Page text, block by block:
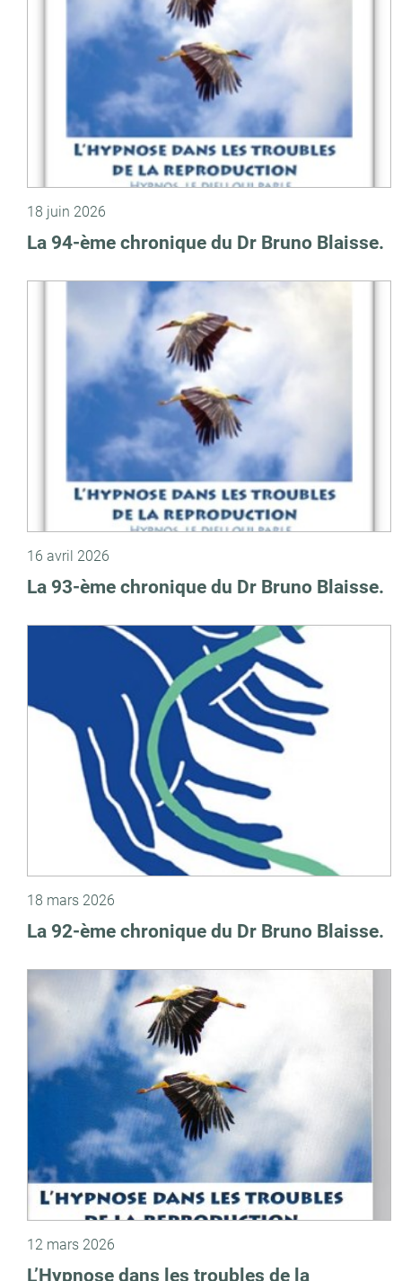
18 juin 2026
La 94-ème chronique du Dr Bruno Blaisse.
16 avril 2026
La 93-ème chronique du Dr Bruno Blaisse.
18 mars 2026
La 92-ème chronique du Dr Bruno Blaisse.
12 mars 2026
L’Hypnose dans les troubles de la